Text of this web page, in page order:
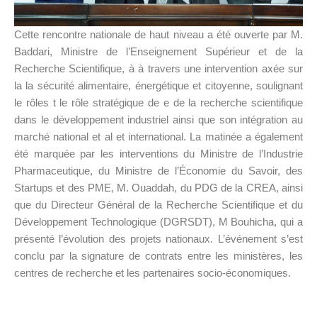
Cette rencontre nationale de haut niveau a été ouverte par M.
Baddari, Ministre de l’Enseignement Supérieur et de la
Recherche Scientifique, à à travers une intervention axée sur
la la sécurité alimentaire, énergétique et citoyenne, soulignant
le rôles t le rôle stratégique de e de la recherche scientifique
dans le développement industriel ainsi que son intégration au
marché national et al et international. La matinée a également
été marquée par les interventions du Ministre de l’Industrie
Pharmaceutique, du Ministre de l’Économie du Savoir, des
Startups et des PME, M. Ouaddah, du PDG de la CREA, ainsi
que du Directeur Général de la Recherche Scientifique et du
Développement Technologique (DGRSDT), M Bouhicha, qui a
présenté l’évolution des projets nationaux. L’événement s’est
conclu par la signature de contrats entre les ministères, les
centres de recherche et les partenaires socio-économiques.